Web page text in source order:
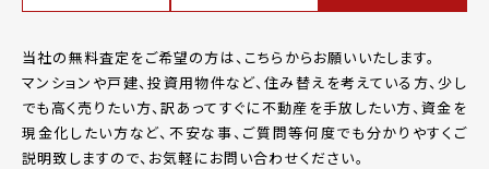
当社の無料査定をご希望の方は、こちらからお願いいたします。
マンションや戸建、投資用物件など、住み替えを考えている方、少し
でも高く売りたい方、訳あってすぐに不動産を手放したい方、資金を
現金化したい方など、 不安な事、ご質問等何度でも分かりやすくご
説明致しますので、お気軽にお問い合わせください。